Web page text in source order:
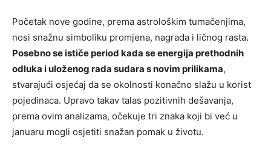
Početak nove godine, prema astrološkim tumačenjima,
nosi snažnu simboliku promjena, nagrada i ličnog rasta.
Posebno se ističe period kada se energija prethodnih
odluka i uloženog rada sudara s novim prilikama,
stvarajući osjećaj da se okolnosti konačno slažu u korist
pojedinaca. Upravo takav talas pozitivnih dešavanja,
prema ovim analizama, očekuje tri znaka koji bi već u
januaru mogli osjetiti snažan pomak u životu.